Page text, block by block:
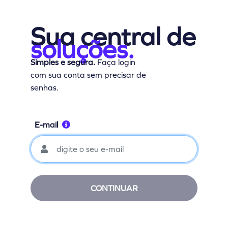
Sua central de
soluções.
Simples e segura. Faça login
com sua conta sem precisar de
senhas.
E-mail